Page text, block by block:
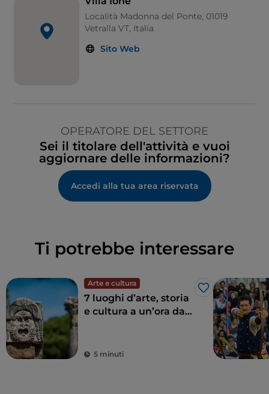
Località Madonna del Ponte, 01019
Vetralla VT, Italia
Sito Web
OPERATORE DEL SETTORE
Sei il titolare dell'attività e vuoi
aggiornare delle informazioni?
Accedi alla tua area riservata
Ti potrebbe interessare
Arte e cultura
Like
7 luoghi d’arte, storia
e cultura a un’ora da
5 minuti